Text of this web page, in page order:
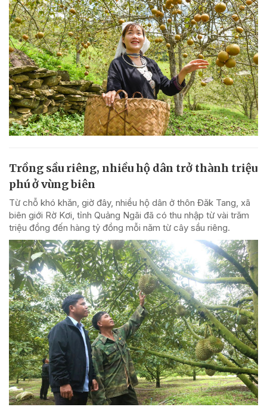
Trồng sầu riêng, nhiều hộ dân trở thành triệu
phú ở vùng biên
Từ chỗ khó khăn, giờ đây, nhiều hộ dân ở thôn Đăk Tang, xã
biên giới Rờ Kơi, tỉnh Quảng Ngãi đã có thu nhập từ vài trăm
triệu đồng đến hàng tỷ đồng mỗi năm từ cây sầu riêng.